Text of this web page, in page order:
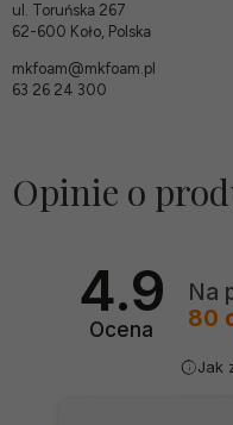
ul. Toruńska 267
62-600 Koło, Polska
mkfoam@mkfoam.pl
63 26 24 300
Opinie o
4.9
Ocena
Na
80
Jak